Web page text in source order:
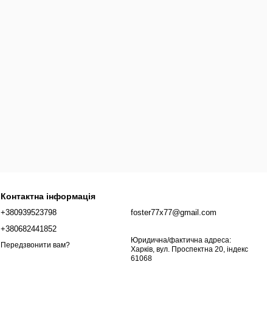
Контактна інформація
+380939523798
+380682441852
Передзвонити вам?
foster77x77@gmail.com
Юридична/фактична адреса:
Харків, вул. Проспектна 20, індекс
61068